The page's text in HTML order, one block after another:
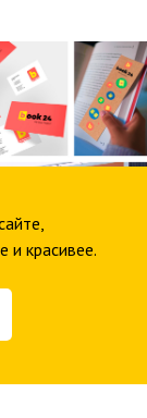
и красивее.